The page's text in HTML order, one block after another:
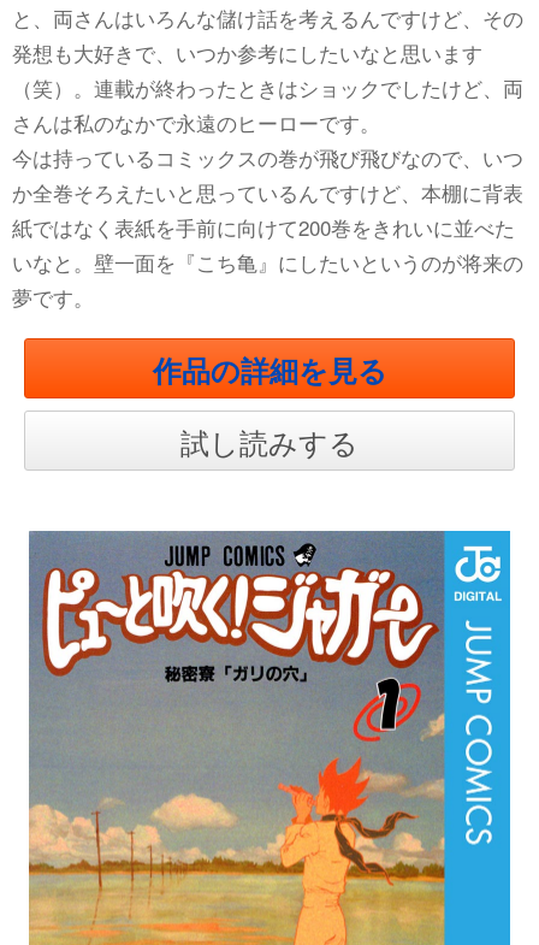
と、両さんはいろんな儲け話を考えるんですけど、その
発想も大好きで、いつか参考にしたいなと思います
（笑）。連載が終わったときはショックでしたけど、両
さんは私のなかで永遠のヒーローです。
今は持っているコミックスの巻が飛び飛びなので、いつ
か全巻そろえたいと思っているんですけど、本棚に背表
紙ではなく表紙を手前に向けて200巻をきれいに並べた
いなと。壁一面を『こち亀』にしたいというのが将来の
夢です。
作品の詳細を見る
試し読みする